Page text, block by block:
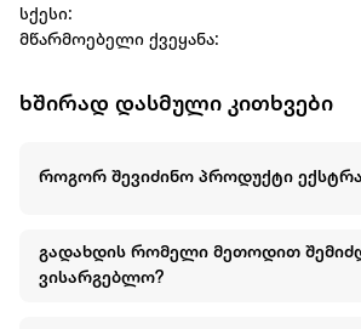
სქესი:
მწარმოებელი ქვეყანა:
ხშირად დასმული კითხვები
როგორ შევიძინო პროდუქტი
გადახდის რომელი მეთოდით
ვისარგებლო?